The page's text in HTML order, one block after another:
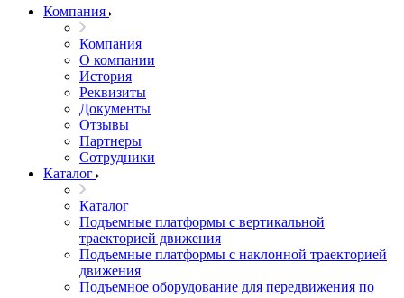
Компания
Компания
О компании
История
Реквизиты
Документы
Отзывы
Партнеры
Сотрудники
Каталог
Каталог
Подъемные платформы с вертикальной
траекторией движения
Подъемные платформы с наклонной траекторией
движения
Подъемное оборудование для передвижения по